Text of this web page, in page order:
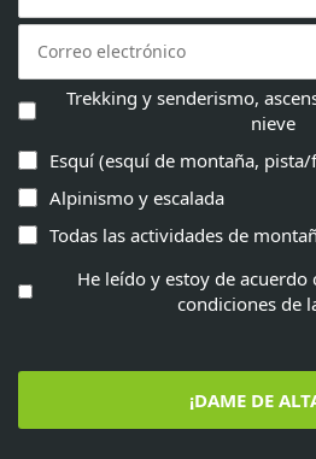
Trekking y senderismo,
nieve
Esquí (esquí de montaña,
Alpinismo y escalada
Todas las actividades de
He leído y estoy de
condiciones de
¡DAME DE